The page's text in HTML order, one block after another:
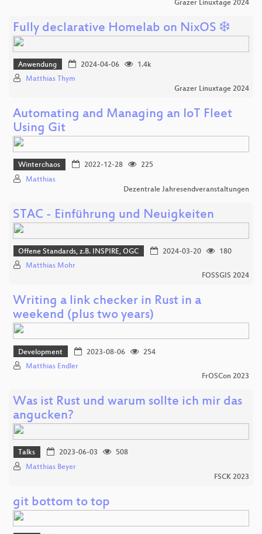
Grazer Linuxtage 2024
Fully declarative Homelab on NixOS ❄️
Anwendung 2024-04-06
1.4k
Matthias Thym
Grazer Linuxtage 2024
Automating and Managing an IoT Fleet
Using Git
Winterchaos 2022-12-28
225
Matthias
Dezentrale Jahresendveranstaltungen
STAC - Einführung und Neuigkeiten
Offene Standards, z.B. INSPIRE, OGC 2024-03-20
180
Matthias Mohr
FOSSGIS 2024
Writing a link checker in Rust in a
weekend (plus two years)
Development 2023-08-06
254
Matthias Endler
FrOSCon 2023
Was ist Rust und warum sollte ich mir das
angucken?
Talks 2023-06-03
508
Matthias Beyer
FSCK 2023
git bottom to top